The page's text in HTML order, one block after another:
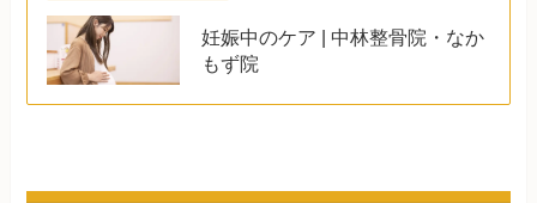
妊娠中のケア | 中林整骨院・なか
もず院